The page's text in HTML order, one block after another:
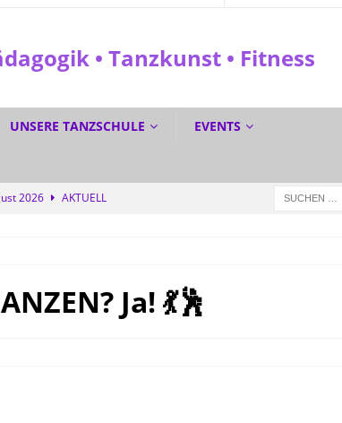
• Tanzkunst • Fitness
UNSERE TANZSCHULE EVENTS
2026
AKTUELL
Ja! 💃🕺
Tanzschule Güth Ja! 💃🕺